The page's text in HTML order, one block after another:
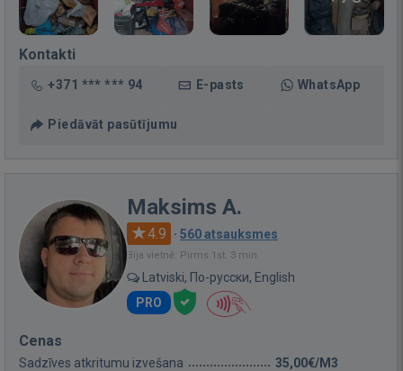
Kontakti
+371 *** *** 94 E-pasts WhatsApp
Piedāvāt pasūtījumu
Maksims A.
4.9 · 560 atsauksmes
Bija vietnē: Pirms 1st. 3 min.
Latviski, По-русски, English
PRO
Cenas
Sadzīves atkritumu izvešana 35,00€/M3